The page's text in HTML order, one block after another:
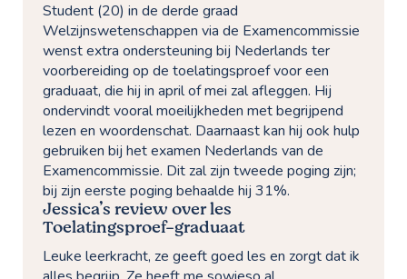
Student (20) in de derde graad
Welzijnswetenschappen via de Examencommissie
wenst extra ondersteuning bij Nederlands ter
voorbereiding op de toelatingsproef voor een
graduaat, die hij in april of mei zal afleggen. Hij
ondervindt vooral moeilijkheden met begrijpend
lezen en woordenschat. Daarnaast kan hij ook hulp
gebruiken bij het examen Nederlands van de
Examencommissie. Dit zal zijn tweede poging zijn;
bij zijn eerste poging behaalde hij 31%.
Jessica’s review over les
Toelatingsproef-graduaat
Leuke leerkracht, ze geeft goed les en zorgt dat ik